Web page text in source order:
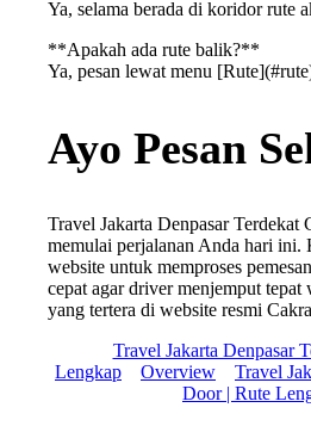
Ya, selama berada di koridor rute
**Apakah ada rute balik?**
Ya, pesan lewat menu
Ayo Pesan
Travel Jakarta Denpasar Terdekat
memulai perjalanan Anda hari
website untuk memproses
cepat agar driver menjemput
yang tertera di website resmi
Travel Jakarta Denpasar
Lengkap
Overview
Travel
Door | Rute